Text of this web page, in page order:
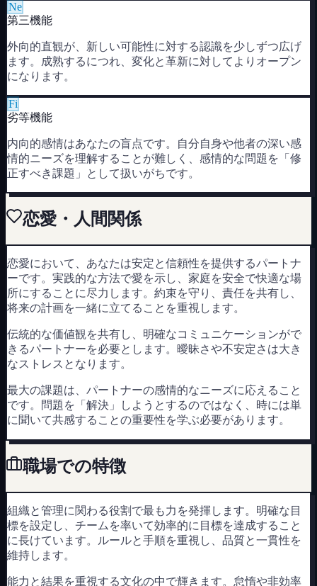
Ne
第三機能
外向的直観が、新しい可能性に対する認識を少しずつ広げ
ます。成熟するにつれ、変化と革新に対してよりオープン
になります。
Fi
劣等機能
内向的感情はあなたの盲点です。自分自身や他者の深い感
情的ニーズを理解することが難しく、感情的な問題を「修
正すべき課題」として扱いがちです。
恋愛・人間関係
恋愛において、あなたは安定と信頼性を提供するパートナ
ーです。実践的な方法で愛を示し、家庭を安全で快適な場
所にすることに尽力します。約束を守り、責任を共有し、
将来の計画を一緒に立てることを重視します。
伝統的な価値観を共有し、明確なコミュニケーションがで
きるパートナーを必要とします。曖昧さや不安定さは大き
なストレスとなります。
最大の課題は、パートナーの感情的なニーズに応えること
です。問題を「解決」しようとするのではなく、時には単
に聞いて共感することの重要性を学ぶ必要があります。
職場での特徴
組織と管理に関わる役割で最も力を発揮します。明確な目
標を設定し、チームを率いて効率的に目標を達成すること
に長けています。ルールと手順を重視し、品質と一貫性を
維持します。
能力と結果を重視する文化の中で輝きます。怠惰や非効率